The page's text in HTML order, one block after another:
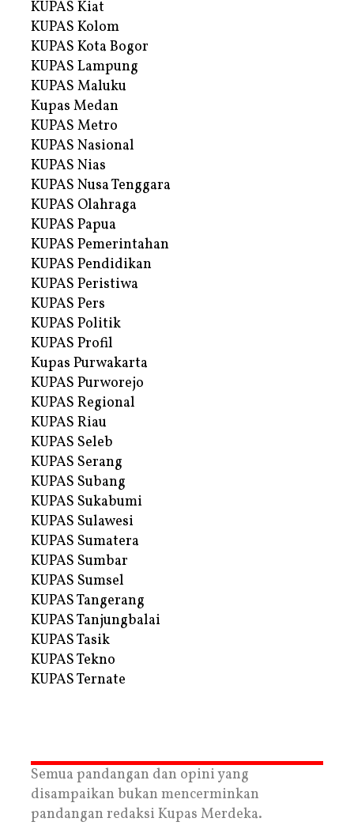
KUPAS Kiat
KUPAS Kolom
KUPAS Kota Bogor
KUPAS Lampung
KUPAS Maluku
Kupas Medan
KUPAS Metro
KUPAS Nasional
KUPAS Nias
KUPAS Nusa Tenggara
KUPAS Olahraga
KUPAS Papua
KUPAS Pemerintahan
KUPAS Pendidikan
KUPAS Peristiwa
KUPAS Pers
KUPAS Politik
KUPAS Profil
Kupas Purwakarta
KUPAS Purworejo
KUPAS Regional
KUPAS Riau
KUPAS Seleb
KUPAS Serang
KUPAS Subang
KUPAS Sukabumi
KUPAS Sulawesi
KUPAS Sumatera
KUPAS Sumbar
KUPAS Sumsel
KUPAS Tangerang
KUPAS Tanjungbalai
KUPAS Tasik
KUPAS Tekno
KUPAS Ternate
Semua pandangan dan opini yang
disampaikan bukan mencerminkan
pandangan redaksi Kupas Merdeka.